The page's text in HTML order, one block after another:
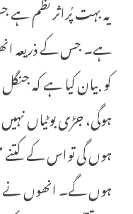
یہ بہت پُراثر نظم
ہے۔ جس کے ذریعہ
کو بیان کیا ہے کہ
ہوگی، جڑی بوٹیاں
ہوں گی تواس کے کتنے
ہوں گے۔ انھوں